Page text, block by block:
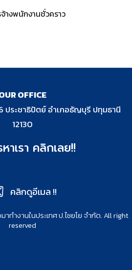
างพนักงานชั่วคราว​
OFFICE
ประชาธิปัตย์ อำเภอธัญบุรี ปทุมธานี
12130
าเรา คลิกเลย!!
คลิกดูอีเมล !!
ทำงานในประเทศ ป.ไชยโย จำกัด​.​ All right
reserved